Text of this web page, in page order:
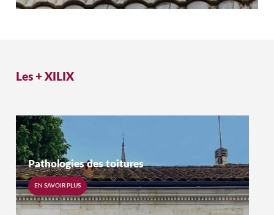
Les +XILIX
Pathologies des toitures
EN SAVOIR PLUS